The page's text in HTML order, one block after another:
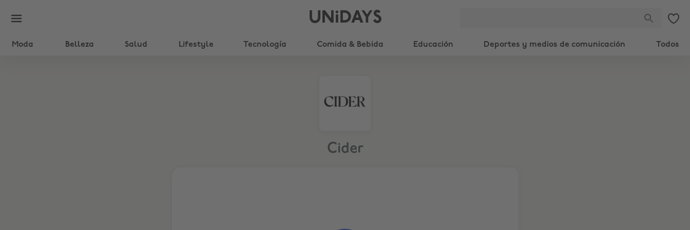
UNiDAYS
Moda Belleza Salud Lifestyle Tecnología Comida & Bebida Educación Deportes y medios de comunicación Todos
Cider